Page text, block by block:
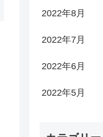
2022年8月
2022年7月
2022年6月
2022年5月